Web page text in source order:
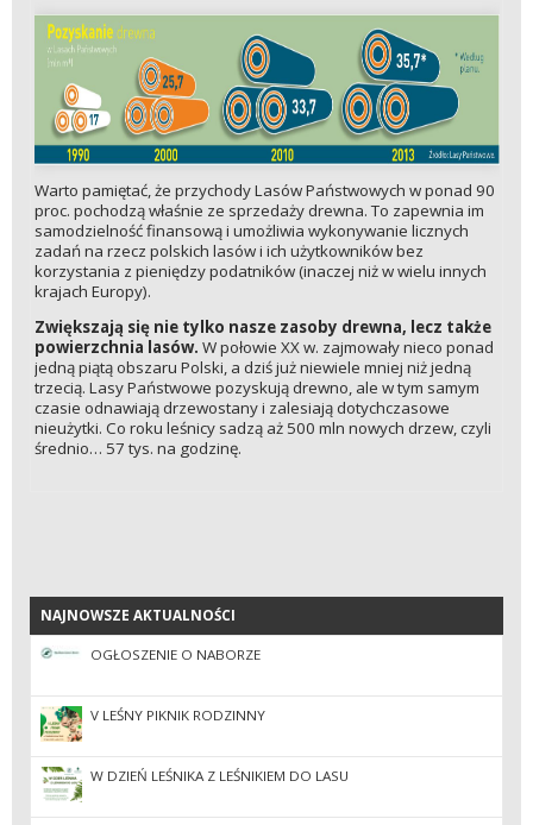
Warto pamiętać, że przychody Lasów Państwowych w ponad 90
proc. pochodzą właśnie ze sprzedaży drewna. To zapewnia im
samodzielność finansową i umożliwia wykonywanie licznych
zadań na rzecz polskich lasów i ich użytkowników bez
korzystania z pieniędzy podatników (inaczej niż w wielu innych
krajach Europy).
Zwiększają się nie tylko nasze zasoby drewna, lecz także
powierzchnia lasów. W połowie XX w. zajmowały nieco ponad
jedną piątą obszaru Polski, a dziś już niewiele mniej niż jedną
trzecią. Lasy Państwowe pozyskują drewno, ale w tym samym
czasie odnawiają drzewostany i zalesiają dotychczasowe
nieużytki. Co roku leśnicy sadzą aż 500 mln nowych drzew, czyli
średnio… 57 tys. na godzinę.
NAJNOWSZE AKTUALNOŚCI
NAJNOWSZE AKTUALNOŚCI
OGŁOSZENIE O NABORZE
V LEŚNY PIKNIK RODZINNY
W DZIEŃ LEŚNIKA Z LEŚNIKIEM DO LASU